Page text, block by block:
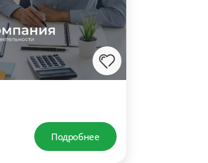
Подробнее